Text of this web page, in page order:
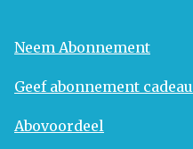
Neem Abonnement
Geef abonnement cadeau
Abovoordeel